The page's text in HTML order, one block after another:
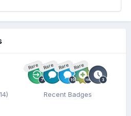
Rare Rare Rare Rare
Recent Badges